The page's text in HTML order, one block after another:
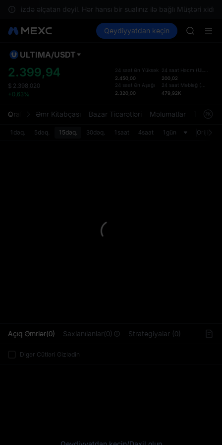
əlçatan deyil. Hər hansı bir sualınız ilə bağlı Müştəri
Bazarlar Spot Futures SPCX
Qeydiyyatdan keçin
SKYAI
AAOI
SKYAI
ULTIMA/USDT
2.399,94
$ 2.398,020
+0,63%
24 saat Ən Yüksək
2.450,00
24 saat Ən Aşağı
2.320,00
24 saat Həcm (ULTIMA
200,02
24 saat Məbləğ (
479,92K
Qrafik Əmr Kitabçası Bazar Ticarətləri Məlumatlar
1dəq. 5dəq. 15dəq. 30dəq. 1saat 4saat 1gün Orijinal
Açıq Əmrlər(0) Saxlanılanlar(0) Strategiyalar (0)
Digər Cütləri Gizlədin